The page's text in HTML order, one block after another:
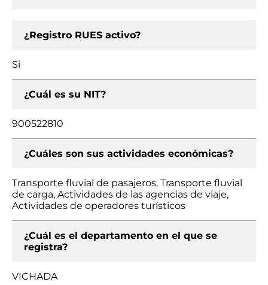
¿Registro RUES activo?
Si
¿Cuál es su NIT?
900522810
¿Cuáles son sus actividades económicas?
Transporte fluvial de pasajeros, Transporte fluvial
de carga, Actividades de las agencias de viaje,
Actividades de operadores turísticos
¿Cuál es el departamento en el que se
registra?
VICHADA